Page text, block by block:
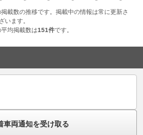
載数の推移です。掲載中の情報は常に更新さ
います。
均掲載数は151件です。
車両通知を受け取る